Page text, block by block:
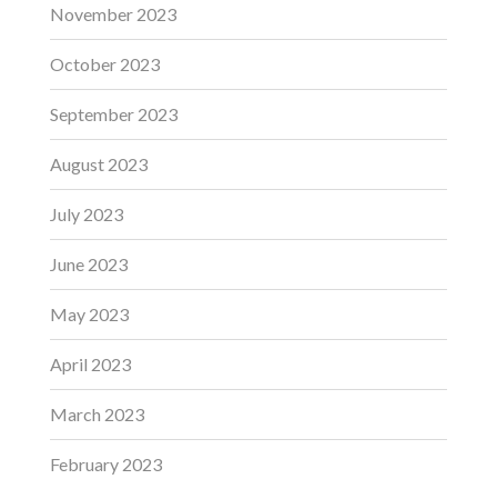
November 2023
October 2023
September 2023
August 2023
July 2023
June 2023
May 2023
April 2023
March 2023
February 2023